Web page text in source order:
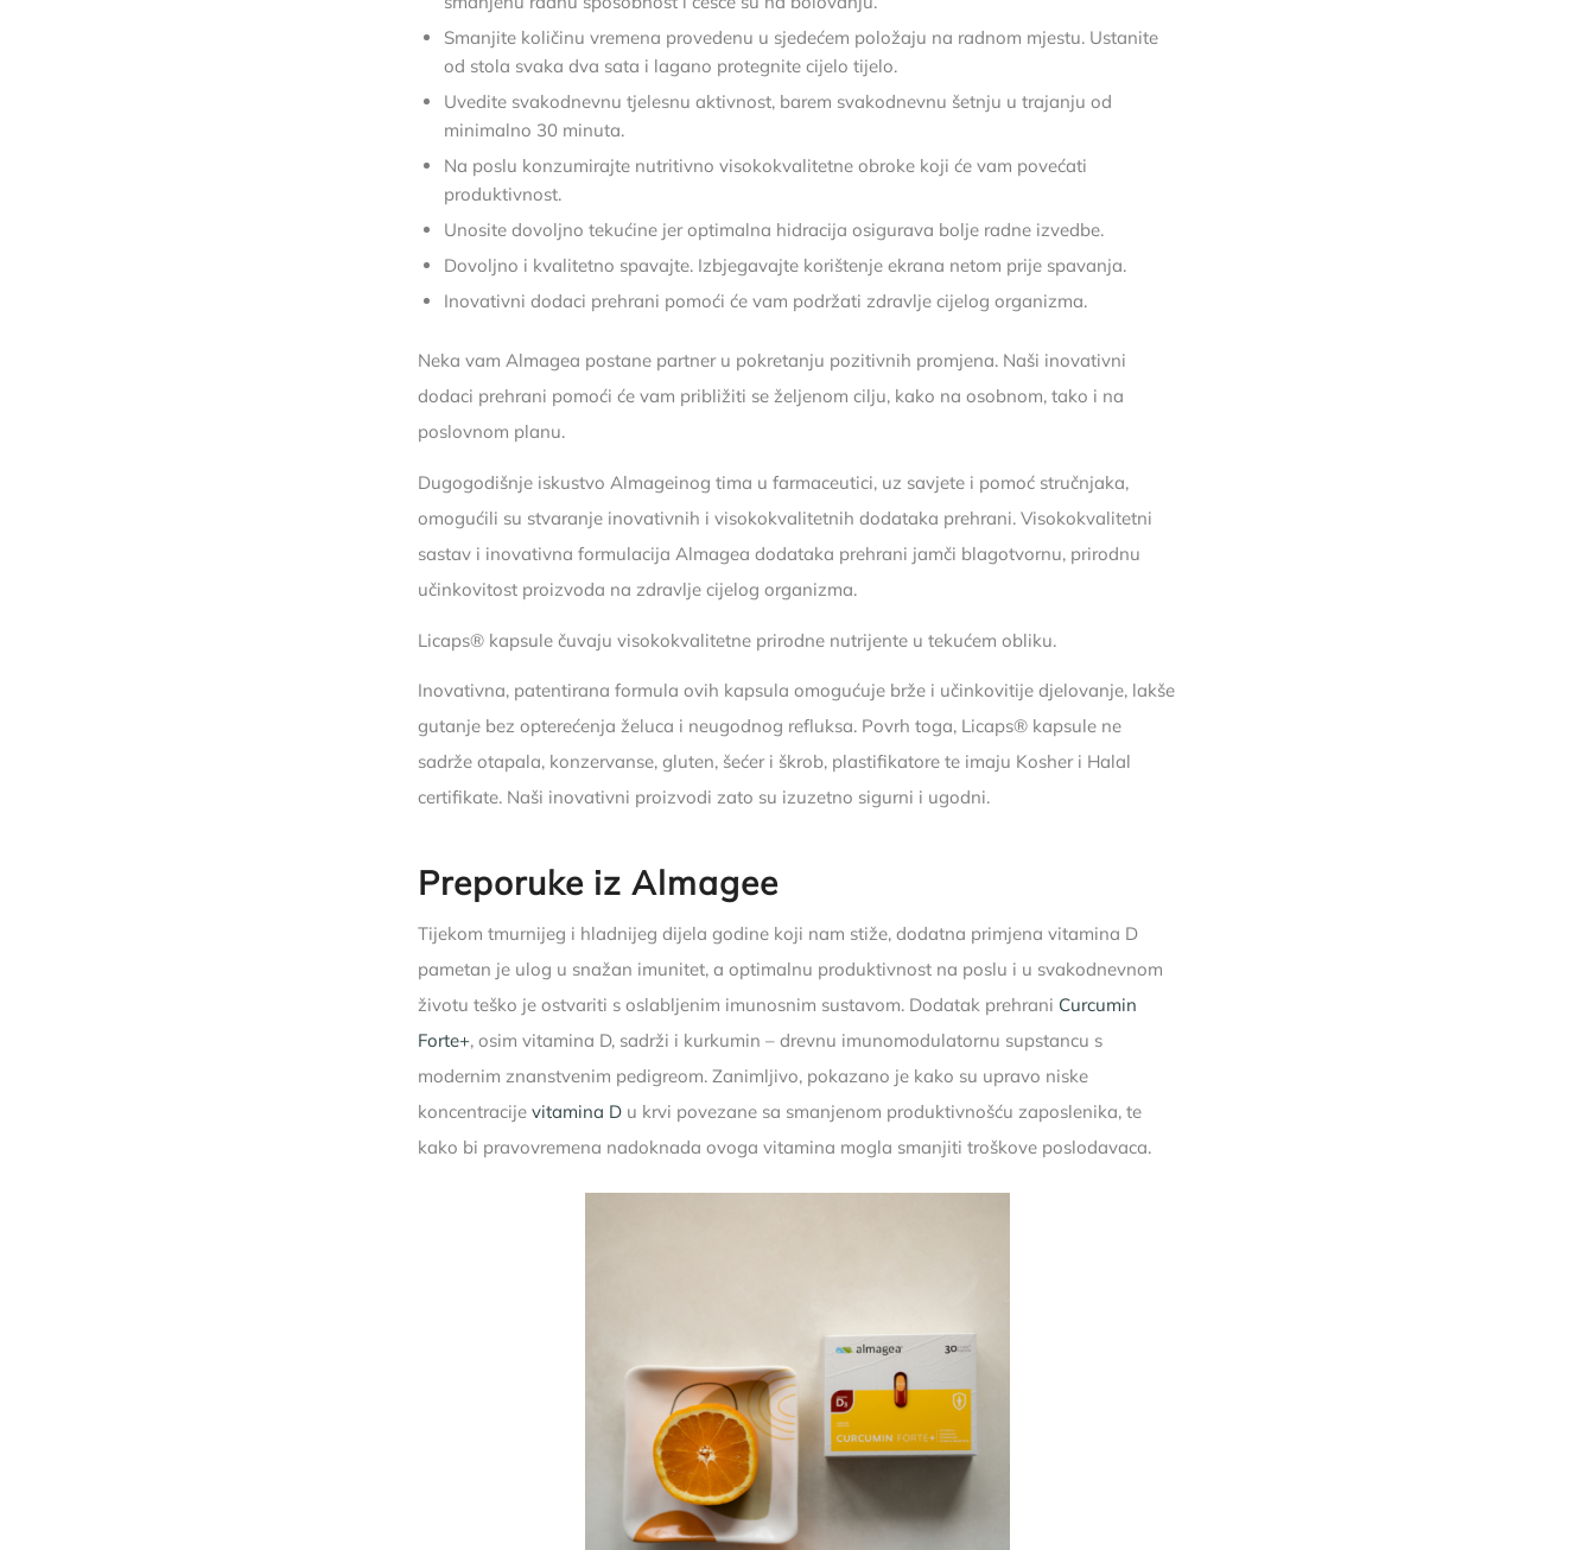
Smanjite količinu vremena provedenu u sjedećem položaju na radnom mjestu. Ustanite
od stola svaka dva sata i lagano protegnite cijelo tijelo.
Uvedite svakodnevnu tjelesnu aktivnost, barem svakodnevnu šetnju u trajanju od
minimalno 30 minuta.
Na poslu konzumirajte nutritivno visokokvalitetne obroke koji će vam povećati
produktivnost.
Unosite dovoljno tekućine jer optimalna hidracija osigurava bolje radne izvedbe.
Dovoljno i kvalitetno spavajte. Izbjegavajte korištenje ekrana netom prije spavanja.
Inovativni dodaci prehrani pomoći će vam podržati zdravlje cijelog organizma.
Neka vam Almagea postane partner u pokretanju pozitivnih promjena. Naši inovativni
dodaci prehrani pomoći će vam približiti se željenom cilju, kako na osobnom, tako i na
poslovnom planu.
Dugogodišnje iskustvo Almageinog tima u farmaceutici, uz savjete i pomoć stručnjaka,
omogućili su stvaranje inovativnih i visokokvalitetnih dodataka prehrani. Visokokvalitetni
sastav i inovativna formulacija Almagea dodataka prehrani jamči blagotvornu, prirodnu
učinkovitost proizvoda na zdravlje cijelog organizma.
Licaps® kapsule čuvaju visokokvalitetne prirodne nutrijente u tekućem obliku.
Inovativna, patentirana formula ovih kapsula omogućuje brže i učinkovitije djelovanje, lakše
gutanje bez opterećenja želuca i neugodnog refluksa. Povrh toga, Licaps® kapsule ne
sadrže otapala, konzervanse, gluten, šećer i škrob, plastifikatore te imaju Kosher i Halal
certifikate. Naši inovativni proizvodi zato su izuzetno sigurni i ugodni.
Preporuke iz Almagee
Tijekom tmurnijeg i hladnijeg dijela godine koji nam stiže, dodatna primjena vitamina D
pametan je ulog u snažan imunitet, a optimalnu produktivnost na poslu i u svakodnevnom
životu teško je ostvariti s oslabljenim imunosnim sustavom. Dodatak prehrani Curcumin
Forte+, osim vitamina D, sadrži i kurkumin – drevnu imunomodulatornu supstancu s
modernim znanstvenim pedigreom. Zanimljivo, pokazano je kako su upravo niske
koncentracije vitamina D u krvi povezane sa smanjenom produktivnošću zaposlenika, te
kako bi pravovremena nadoknada ovoga vitamina mogla smanjiti troškove poslodavaca.